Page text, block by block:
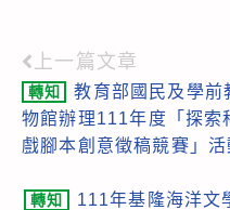
Read
more
articles
上一篇文章
轉知
教育部國民及學前
物館辦理111年度「探
戲腳本創意徵稿競賽」
轉知 111年基隆海洋文